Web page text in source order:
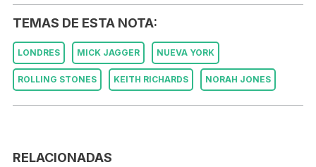
TEMAS DE ESTA NOTA:
LONDRES MICK JAGGER NUEVA YORK
ROLLING STONES KEITH RICHARDS NORAH JONES
RELACIONADAS